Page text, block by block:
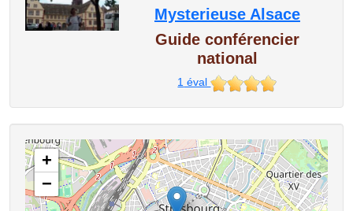
Mysterieuse Alsace
Guide conférencier
national
1 éval
+
−